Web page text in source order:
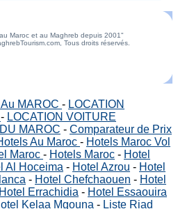
Maroc et au Maghreb depuis 2001"
Tous droits réservés.
MAROC - LOCATION
- LOCATION VOITURE
MAROC - Comparateur de Prix
Au Maroc - Hotels Maroc Vol
Maroc - Hotels Maroc - Hotel
Al Hoceima - Hotel Azrou - Hotel
- Hotel Chefchaouen - Hotel
Hotel Errachidia - Hotel Essaouira
Kelaa Mgouna - Liste Riad